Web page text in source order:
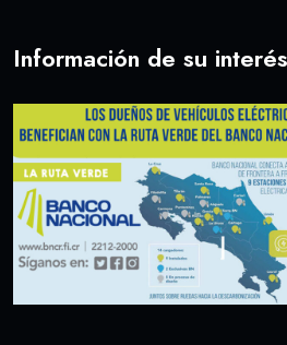
Información de su interés